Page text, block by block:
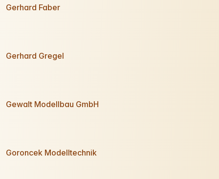
Gerhard Faber
Gerhard Gregel
Gewalt Modellbau GmbH
Goroncek Modelltechnik